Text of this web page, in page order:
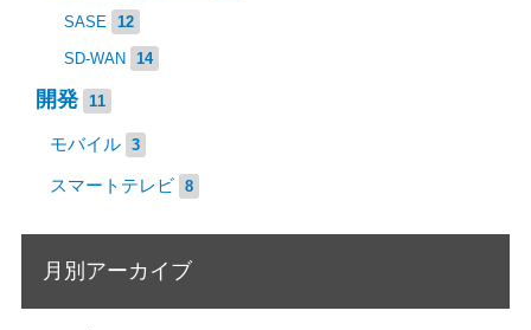
SASE 12
SD-WAN 14
開発 11
モバイル 3
スマートテレビ 8
月別アーカイブ